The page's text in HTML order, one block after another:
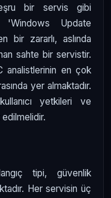
bir servis gibi
'Windows Update
bir zararlı, aslında
sahte bir servistir.
analistlerinin en çok
yer almaktadır.
yetkileri ve
edilmelidir.
tipi, güvenlik
Her servisin üç